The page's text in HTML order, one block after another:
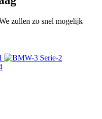
zullen zo snel mogelijk